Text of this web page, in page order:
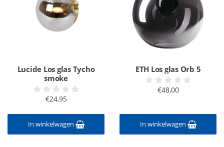
Lucide Los glas Tycho
smoke
€24,95
In winkelwagen
ETH Los glas Orb 5
€48,00
In winkelwagen